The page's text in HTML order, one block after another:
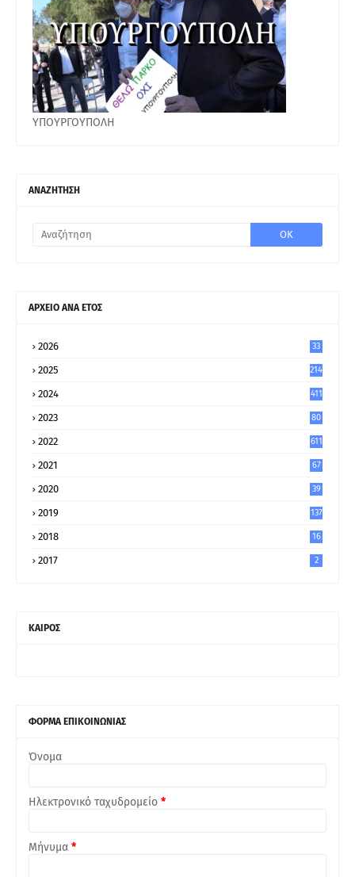
ΥΠΟΥΡΓΟΥΠΟΛΗ
ΑΝΑΖΗΤΗΣΗ
ΑΡΧΕΙΟ ΑΝΑ ΕΤΟΣ
2026 33
2025 214
2024 411
2023
80
2022 611
2021
67
2020
39
2019 137
2018 16
2017 2
ΚΑΙΡΟΣ
ΦΟΡΜΑ ΕΠΙΚΟΙΝΩΝΙΑΣ
Όνομα
Ηλεκτρονικό ταχυδρομείο *
Μήνυμα *